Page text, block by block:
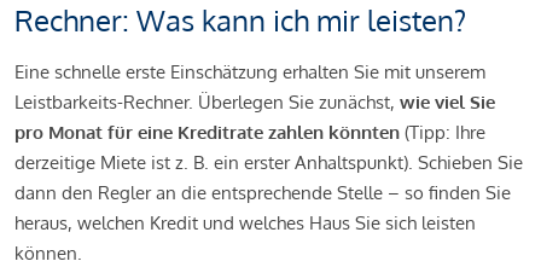
Rechner: Was kann ich mir leisten?
Eine schnelle erste Einschätzung erhalten Sie mit unserem
Leistbarkeits-Rechner. Überlegen Sie zunächst, wie viel Sie
pro Monat für eine Kreditrate zahlen könnten (Tipp: Ihre
derzeitige Miete ist z. B. ein erster Anhaltspunkt). Schieben Sie
dann den Regler an die entsprechende Stelle – so finden Sie
heraus, welchen Kredit und welches Haus Sie sich leisten
können.